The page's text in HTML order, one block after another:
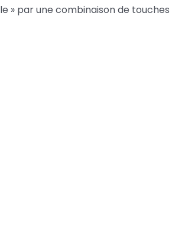
» par une combinaison de touches